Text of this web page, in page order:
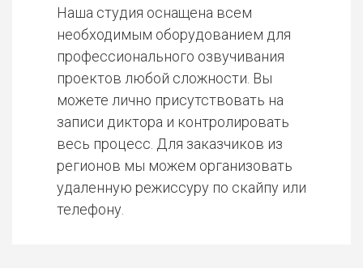
Наша студия оснащена всем
необходимым оборудованием для
профессионального озвучивания
проектов любой сложности. Вы
можете лично присутствовать на
записи диктора и контролировать
весь процесс. Для заказчиков из
регионов мы можем организовать
удаленную режиссуру по скайпу или
телефону.